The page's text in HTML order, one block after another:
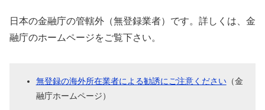
日本の金融庁の管轄外（無登録業者）です。詳しくは、金
融庁のホームページをご覧下さい。
無登録の海外所在業者による勧誘にご注意ください（金
融庁ホームページ）